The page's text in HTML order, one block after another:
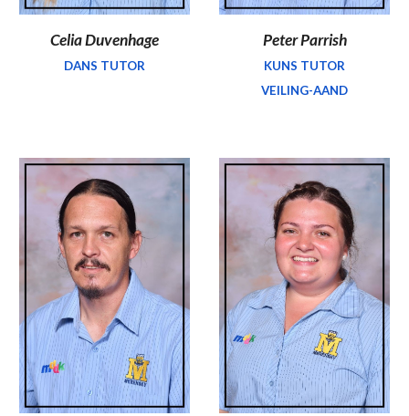
Celia Duvenhage
DANS TUTOR
Peter Parrish
KUNS TUTOR
VEILING-AAND